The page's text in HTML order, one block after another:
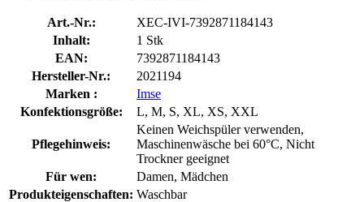
Art.-Nr.:
XEC-IVI-7392871184143
Inhalt:
1 Stk
EAN:
7392871184143
Hersteller-Nr.:
2021194
Marken :
Imse
Konfektionsgröße:
L, M, S, XL, XS, XXL
Pflegehinweis:
Keinen Weichspüler verwenden,
Maschinenwäsche bei 60°C, Nicht
Trockner geeignet
Für wen:
Damen, Mädchen
Produkteigenschaften: Waschbar